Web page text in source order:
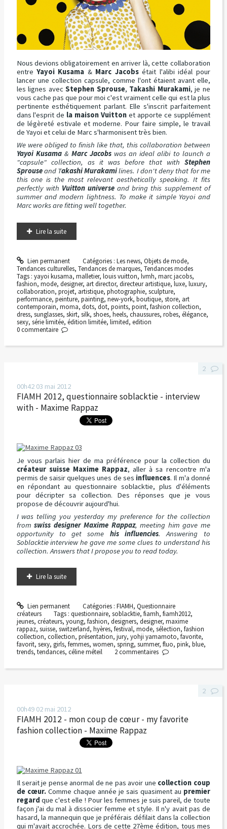
Nous devions obligatoirement en arriver là, cette collaboration
entre Yayoi Kusama &Marc Jacobsétait l'alibi idéal pour
lancer une collection capsule, comme l'ont étaient avant elle,
les lignes avecStephen Sprouse, Takashi Murakami, je ne
vous cache pas que pour moi c'est vraiment celle qui est la plus
pertinente esthétiquement parlant. Elle s'inscrit parfaitement
dans l'esprit de la maison Vuitton et apporte ce supplément
de légèreté estivale et moderne. Pour faire simple, le travail
de Yayoi et celui de Marc s'harmonisent très bien.
We were obliged to finish like that, this collaboration between
Yayoi Kusama& Marc Jacobswas an ideal alibi to launch a
"capsule" collection, as it was before that with Stephen
Sprouseand Takashi Murakamilines. I don't deny that for me
this one is the most relevant aesthetically speaking. It fits
perfectly with Vuitton universeand bring this supplement of
summer and modern lightness. To make it simple Yayoi and
Marc works are fitting well together.
Lire la suite
Lien permanent Catégories : Les news, Objets de mode,
Tendances culturelles, Tendances de marques, Tendances modes
Tags : yayoi kusama, malletier, louis vuitton, lvmh, marc jacobs,
fashion, mode, designer, art director, directeur artistique, luxe, luxury,
collaboration, projet, artistique, photographie, sculpture,
performance, peinture, painting, new-york, boutique, store, art
contemporain, moma, dots, dot, points, point, fashion collection,
dress, sunglasses, skirt, silk, shoes, heels, chaussures, robes, élégance,
sexy, série limitée, édition limitée, limited, edition
0 commentaire
00h42 03 mai 2012
FIAMH 2012, questionnaire soblacktie - interview
with - Maxime Rappaz
Je vous parlais hier de ma préférence pour la collection du
créateur suisse Maxime Rappaz, aller à sa rencontre m'a
permis de saisir quelques unes de ses influences. Il m'a donné
en répondant au questionnaire soblacktie, plus d'éléments
pour décripter sa collection. Des réponses que je vous
propose de découvrir aujourd'hui.
I was telling you yesterday my preference for the collection
fromswiss designer Maxime Rappaz, meeting him gave me
opportunity to get some his influencies. Answering to
Soblacktie interview he gave me some clues to understand his
collection. Answers that I propose you to read today.
Lire la suite
Lien permanent Catégories : FIAMH, Questionnaire
créateurs
Tags :questionnaire,soblacktie,fiamh,fiamh2012,
jeunes, créateurs, young, fashion, designers, designer, maxime
rappaz, suisse, switzerland, hyères, festival, mode, sélection, fashion
collection, collection, présentation, jury, yohji yamamoto, favorite,
favorit, sexy, girls, femmes, women, spring, summer, fluo, pink, blue,
trends, tendances, céline méteil
2
2commentaires
00h49 02 mai 2012
FIAMH 2012 - mon coup de cœur - my favorite
fashion collection - Maxime Rappaz
Il serait je pense anormal de ne pas avoir une collection coup
de cœur.Comme chaque année je sais quasiment au premier
regard que c'est elle ! Pour les femmes je suis pareil, de toute
façon j'ai du mal à dissocier femme et style. Il n'y avait pas de
hasard, la mannequin que je préférais défilait dans la collection
qui m'avait accrochée. Lors de cette 27ème édition, tous mes
2